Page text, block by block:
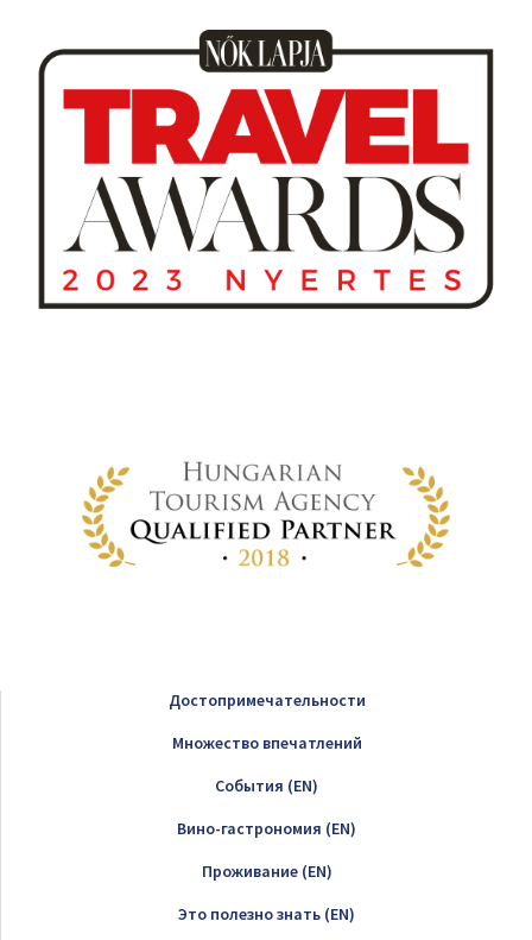
Достопримечательности
Множество впечатлений
Cобытия (EN)
Вино-гастрономия (EN)
Проживание (EN)
Это полезно знать (EN)